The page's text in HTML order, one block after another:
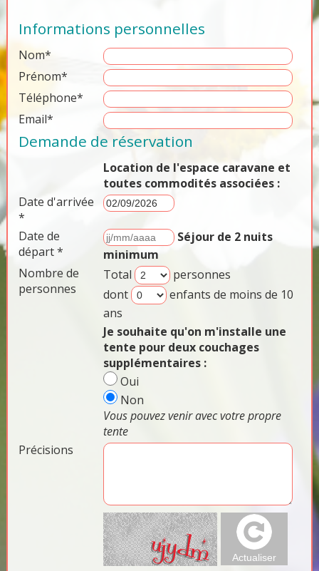
Informations personnelles
Nom*
Prénom*
Téléphone*
Email*
Demande de réservation
Location de l'espace caravane et
toutes commodités associées :
Date d'arrivée
*
Date de
départ *
Séjour de 2 nuits
minimum
Nombre de
personnes
Total
personnes
dont
enfants de moins de 10
ans
Je souhaite qu'on m'installe une
tente pour deux couchages
supplémentaires :
Oui
Non
Vous pouvez venir avec votre propre
tente
Précisions